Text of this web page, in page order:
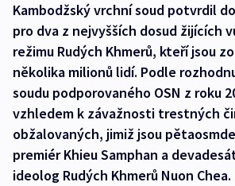
Kambodžský vrchní soud potvrdil
pro dva z nejvyšších dosud žijících
režimu Rudých Khmerů, kteří jsou
několika milionů lidí. Podle
soudu podporovaného OSN z roku
vzhledem k závažnosti trestných
obžalovaných, jimiž jsou
premiér Khieu Samphan a
ideolog Rudých Khmerů Nuon Chea.